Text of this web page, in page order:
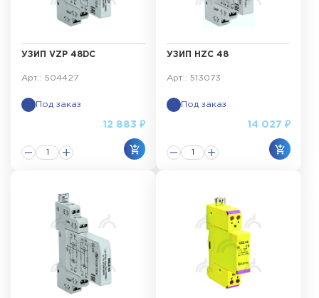
УЗИП VZP 48DC
Арт.: 504427
Под заказ
12 883 ₽
УЗИП HZC 48
Арт.: 513073
Под заказ
14 027 ₽